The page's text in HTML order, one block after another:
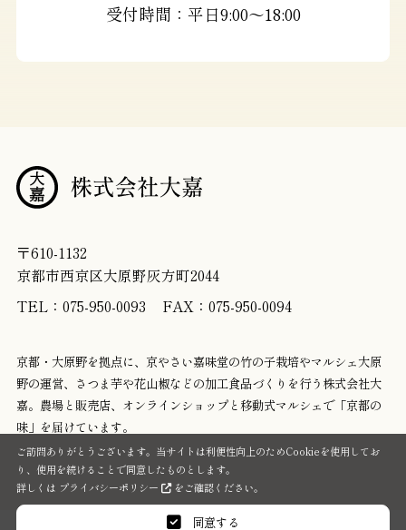
受付時間：平日9:00〜18:00
〒610-1132
京都市西京区大原野灰方町2044
TEL：075-950-0093
FAX：075-950-0094
京都・大原野を拠点に、京やさい嘉味堂の竹の子栽培やマルシェ大原
野の運営、 さつま芋や花山椒などの加工食品づくりを行う株式会社大
嘉。農場と販売店、 オンラインショップと移動式マルシェで「京都の
味」を届けています。
ご訪問ありがとうございます。当サイトは利便性向上のためCookieを使用してお
り、使用を続けることで同意したものとします。
詳しくは プライバシーポリシー をご確認ください。
同意する